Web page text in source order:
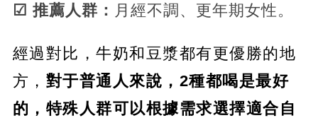
☑ 推薦人群： 月經不調、更年期女性。
經過對比，牛奶和豆漿都有更優勝的地
方， 對于普通人來說，2種都喝是最好
的，特殊人群可以根據需求選擇適合自